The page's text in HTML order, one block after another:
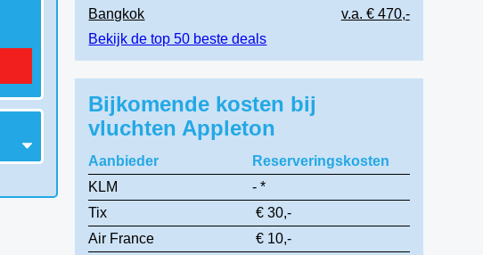
Bangkok
v.a. € 470,-
Bekijk de top 50 beste deals
Bijkomende kosten bij
vluchten Appleton
Aanbieder
Reserveringskosten
KLM
- *
Tix
€ 30,-
Air France
€ 10,-